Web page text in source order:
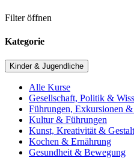
Filter öffnen
Kategorie
Kinder & Jugendliche
Alle Kurse
Gesellschaft, Politik &
Führungen, Exkursionen &
Kultur & Führungen
Kunst, Kreativität &
Kochen & Ernährung
Gesundheit & Bewegung